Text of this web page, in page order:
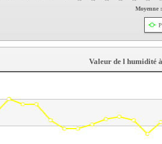
Moyenne
Valeur de l humidité